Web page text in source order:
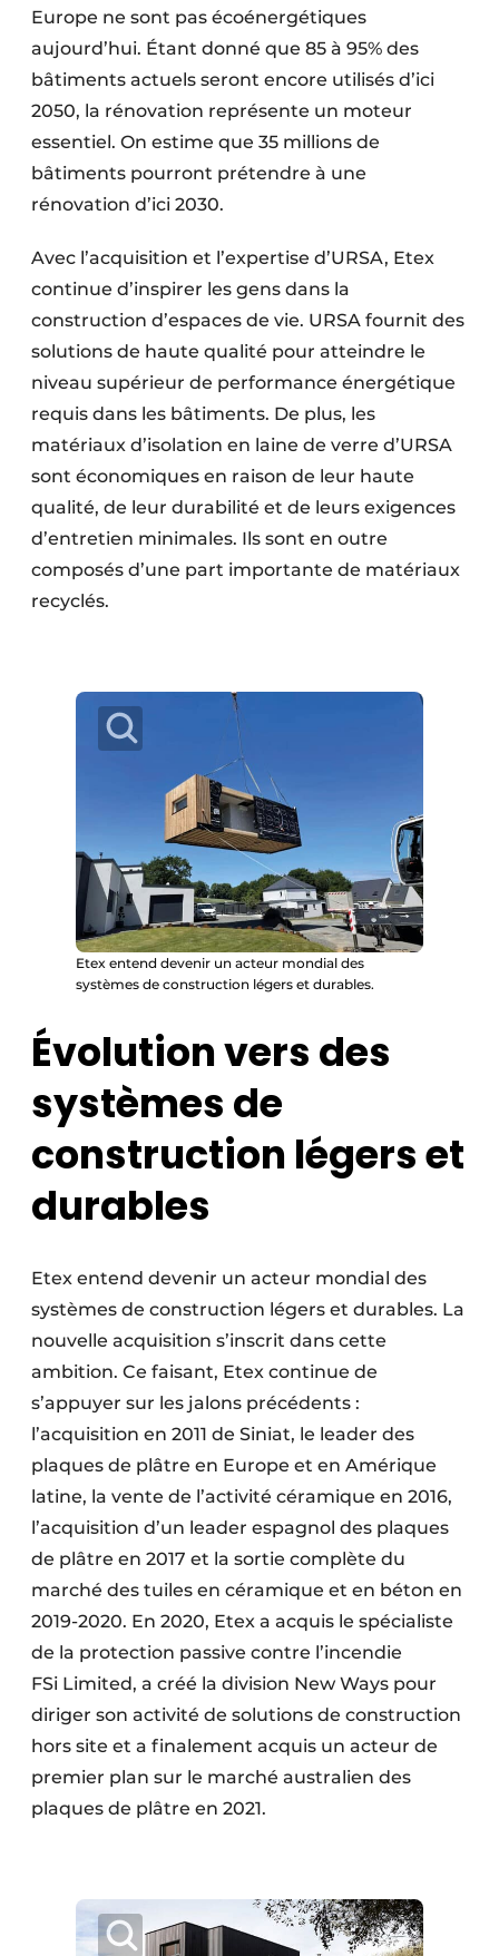
Europe ne sont pas écoénergétiques
aujourd’hui. Étant donné que 85 à 95% des
bâtiments actuels seront encore utilisés d’ici
2050, la rénovation représente un moteur
essentiel. On estime que 35 millions de
bâtiments pourront prétendre à une
rénovation d’ici 2030.
Avec l’acquisition et l’expertise d’URSA, Etex
continue d’inspirer les gens dans la
construction d’espaces de vie. URSA fournit des
solutions de haute qualité pour atteindre le
niveau supérieur de performance énergétique
requis dans les bâtiments. De plus, les
matériaux d’isolation en laine de verre d’URSA
sont économiques en raison de leur haute
qualité, de leur durabilité et de leurs exigences
d’entretien minimales. Ils sont en outre
composés d’une part importante de matériaux
recyclés.
Etex entend devenir un acteur mondial des
systèmes de construction légers et durables.
Évolution vers des
systèmes de
construction légers et
durables
Etex entend devenir un acteur mondial des
systèmes de construction légers et durables. La
nouvelle acquisition s’inscrit dans cette
ambition. Ce faisant, Etex continue de
s’appuyer sur les jalons précédents :
l’acquisition en 2011 de Siniat, le leader des
plaques de plâtre en Europe et en Amérique
latine, la vente de l’activité céramique en 2016,
l’acquisition d’un leader espagnol des plaques
de plâtre en 2017 et la sortie complète du
marché des tuiles en céramique et en béton en
2019-2020. En 2020, Etex a acquis le spécialiste
de la protection passive contre l’incendie
FSi Limited, a créé la division New Ways pour
diriger son activité de solutions de construction
hors site et a finalement acquis un acteur de
premier plan sur le marché australien des
plaques de plâtre en 2021.